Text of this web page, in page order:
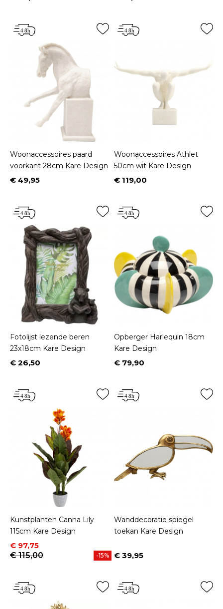
Woonaccessoires paard
voorkant 28cm Kare Design
Prijs
€ 49,95
Woonaccessoires Athlet
50cm wit Kare Design
Prijs
€ 119,00
Fotolijst lezende beren
23x18cm Kare Design
Prijs
€ 26,50
Opberger Harlequin 18cm
Kare Design
Prijs
€ 79,90
Kunstplanten Canna Lily
115cm Kare Design
Prijs
€ 97,75
Normale prijs
€ 115,00
-15%
Wanddecoratie spiegel
toekan Kare Design
Prijs
€ 39,95